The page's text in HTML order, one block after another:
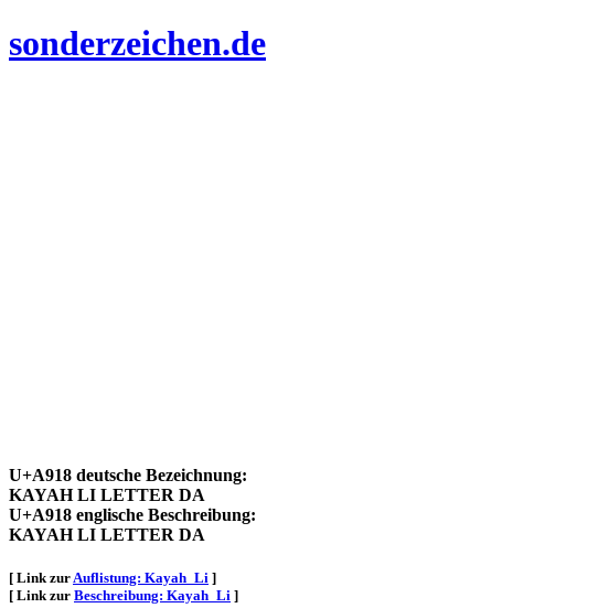
sonderzeichen.de
U+A918 deutsche Bezeichnung:
KAYAH LI LETTER DA
U+A918 englische Beschreibung:
KAYAH LI LETTER DA
[ Link zurAuflistung: Kayah_Li ]
[ Link zur Beschreibung: Kayah_Li ]